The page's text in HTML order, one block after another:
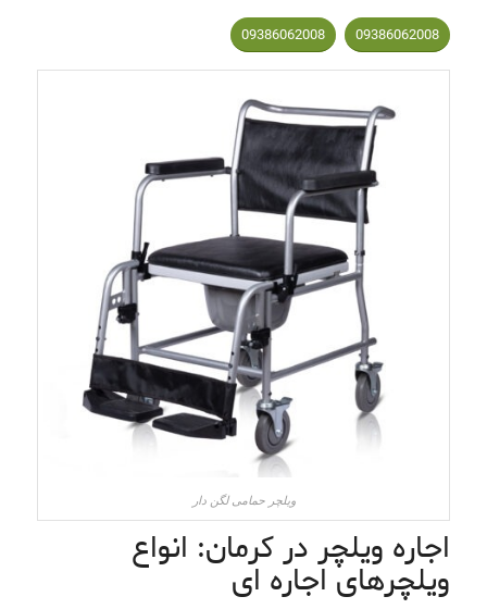
09386062008
09386062008
ویلچر حمامی لگن دار
اجاره ویلچر در کرمان: انواع
ویلچرهای اجاره ای